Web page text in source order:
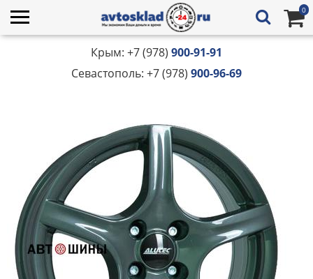
0
Крым: +7 (978) 900-91-91
Севастополь: +7 (978) 900-96-69